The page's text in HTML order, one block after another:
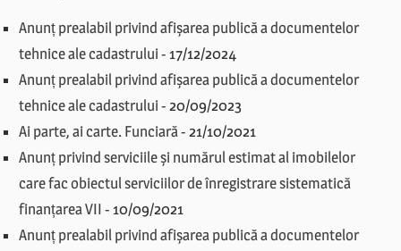
Anunț prealabil privind afișarea publică a documentelor
tehnice ale cadastrului- 17/12/2024
Anunț prealabil privind afișarea publică a documentelor
tehnice ale cadastrului-20/09/2023
Ai parte, ai carte. Funciară-21/10/2021
Anunț privind serviciile și numărul estimat al imobilelor
care fac obiectul serviciilor de înregistrare sistematică
finanțarea VII - 10/09/2021
Anunț prealabil privind afișarea publică a documentelor